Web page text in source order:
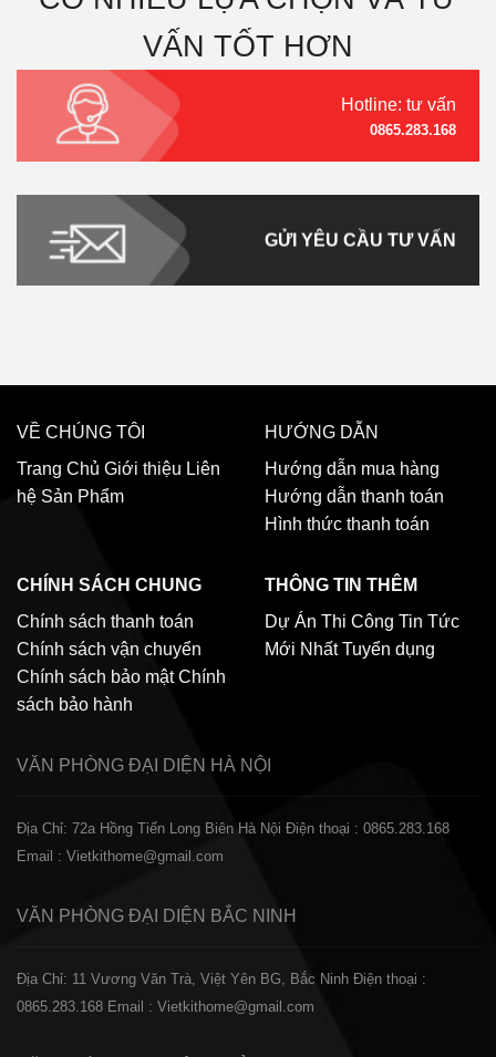
VẤN TỐT HƠN
Hotline: tư vấn
0865.283.168
GỬI YÊU CẦU TƯ VẤN
VỀ CHÚNG TÔI
Trang Chủ Giới thiệu Liên
hệ Sản Phẩm
HƯỚNG DẪN
Hướng dẫn mua hàng
Hướng dẫn thanh toán
Hình thức thanh toán
CHÍNH SÁCH CHUNG
Chính sách thanh toán
Chính sách vận chuyển
Chính sách bảo mật Chính
sách bảo hành
THÔNG TIN THÊM
Dự Án Thi Công Tin Tức
Mới Nhất Tuyển dụng
VĂN PHÒNG ĐẠI DIỆN HÀ NỘI
Địa Chỉ: 72a Hồng Tiến Long Biên Hà Nội Điện thoại : 0865.283.168
Email : Vietkithome@gmail.com
VĂN PHÒNG ĐẠI DIỆN BẮC NINH
Địa Chỉ: 11 Vương Văn Trà, Việt Yên BG, Bắc Ninh Điện thoại :
0865.283.168 Email : Vietkithome@gmail.com